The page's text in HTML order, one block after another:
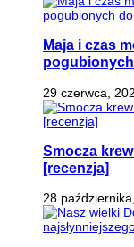
Maja i czas
29 czerwca,
Smocza
[recenzja]
28